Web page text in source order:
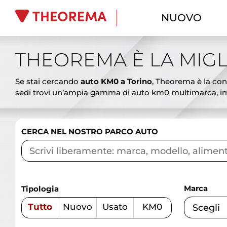
NUOVO
THEOREMA È LA
Se stai cercando auto KM0 a Torino, Theorema è la
sedi trovi un’ampia gamma di auto km0 multimarca,
ai SUV spaziosi, dalle berline eleganti ai veicoli
vantaggiosi. Le auto km0 Theorema rappresentano
garantire affidabilità e sicurezza. Vieni a scoprire le
competenza.
CERCA NEL NOSTRO PARCO AUTO
Tipologia
Tutto Nuovo Usato KM0
Marca